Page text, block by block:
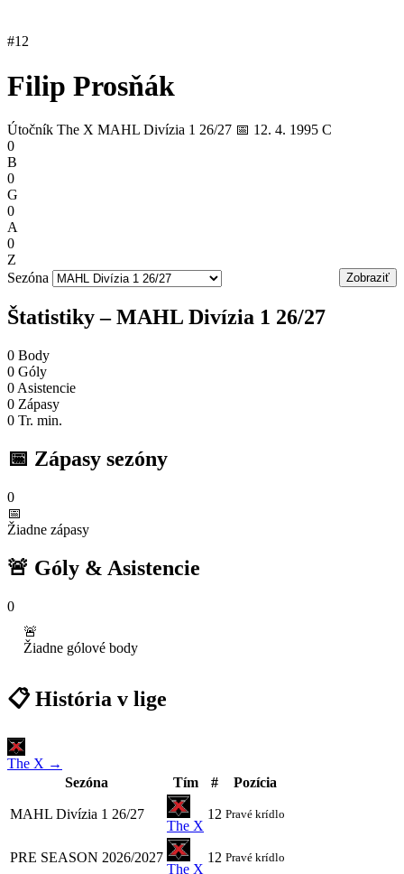
#12
Filip Prosňák
Útočník The X MAHL Divízia 1 26/27 📅 12. 4. 1995 C
0
B
0
G
0
A
0
Z
Sezóna
Zobraziť
Štatistiky – MAHL Divízia 1 26/27
0 Body
0 Góly
0 Asistencie
0 Zápasy
0 Tr. min.
📅 Zápasy sezóny
0
📅
Žiadne zápasy
🚨 Góly & Asistencie
0
🚨
Žiadne gólové body
📋 História v lige
The X →
Sezóna
Tím # Pozícia
MAHL Divízia 1 26/27
The X
12 Pravé krídlo
PRE SEASON 2026/2027
The X
12 Pravé krídlo